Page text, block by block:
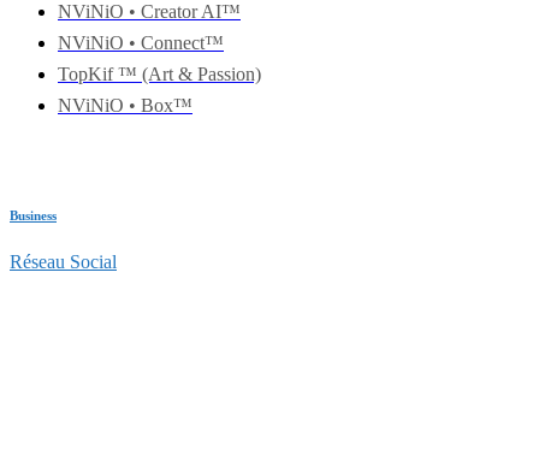
NViNiO • Creator AI™
NViNiO • Connect™
TopKif ™ (Art & Passion)
NViNiO • Box™
Business
Réseau Social